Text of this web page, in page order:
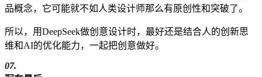
品概念，它可能就不如人类设计师那么有原创性和突破了。
所以，用DeepSeek做创意设计时，最好还是结合人的创新思
维和AI的优化能力，一起把创意做好。
07.